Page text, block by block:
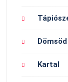
Dömsöd
Kartal